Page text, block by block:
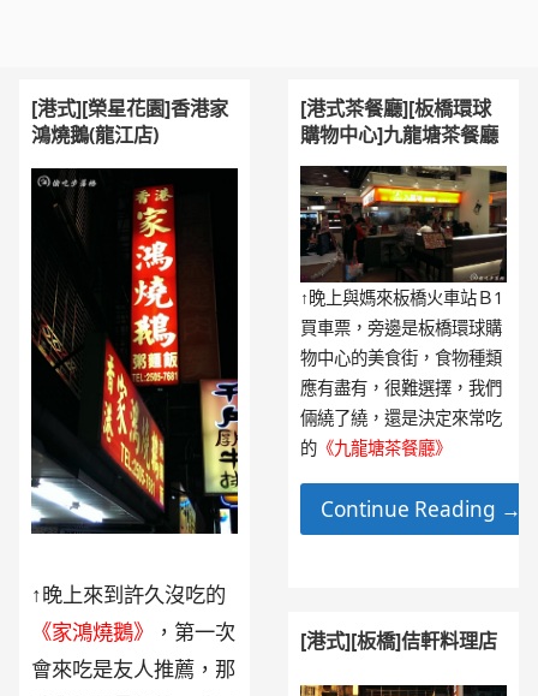
[港式茶餐廳][板橋環球
購物中心]九龍塘茶餐廳
↑晚上與媽來板橋火車站Ｂ1
買車票，旁邊是板橋環球購
物中心的美食街，食物種類
應有盡有，很難選擇，我們
倆繞了繞，還是決定來常吃
的 《九龍塘茶餐廳》
Continue Reading →
[港式][榮星花園]香港家
鴻燒鵝(龍江店)
↑晚上來到許久沒吃的
《家鴻燒鵝》
，第一次
會來吃是友人推薦，那
[港式][板橋]佶軒料理店